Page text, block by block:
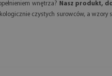
wnętrza?
Nasz produkt,
czystych surowców, a wzory